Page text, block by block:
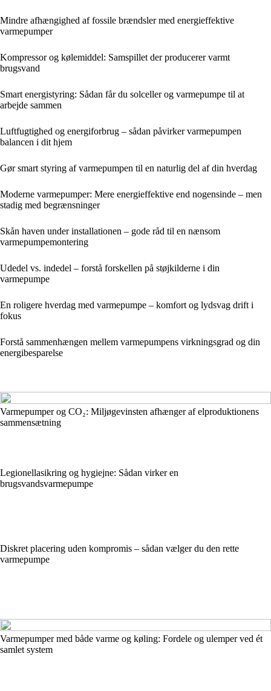
Mindre afhængighed af fossile brændsler med energieffektive
varmepumper
Kompressor og kølemiddel: Samspillet der producerer varmt
brugsvand
Smart energistyring: Sådan får du solceller og varmepumpe til at
arbejde sammen
Luftfugtighed og energiforbrug – sådan påvirker varmepumpen
balancen i dit hjem
Gør smart styring af varmepumpen til en naturlig del af din hverdag
Moderne varmepumper: Mere energieffektive end nogensinde – men
stadig med begrænsninger
Skån haven under installationen – gode råd til en nænsom
varmepumpemontering
Udedel vs. indedel – forstå forskellen på støjkilderne i din
varmepumpe
En roligere hverdag med varmepumpe – komfort og lydsvag drift i
fokus
Forstå sammenhængen mellem varmepumpens virkningsgrad og din
energibesparelse
Varmepumper og CO₂: Miljøgevinsten afhænger af elproduktionens
sammensætning
Legionellasikring og hygiejne: Sådan virker en
brugsvandsvarmepumpe
Diskret placering uden kompromis – sådan vælger du den rette
varmepumpe
Varmepumper med både varme og køling: Fordele og ulemper ved ét
samlet system